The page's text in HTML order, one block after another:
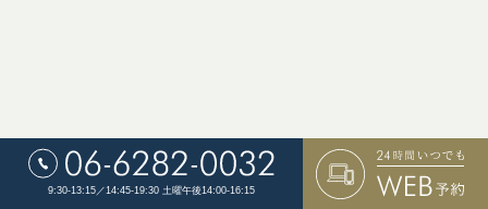
9:30-13:15／14:45-19:30 土曜午後14:00-16:15